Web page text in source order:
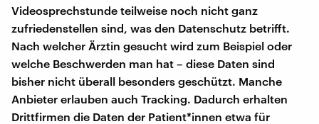
Videosprechstunde teilweise noch nicht ganz
zufriedenstellen sind, was den Datenschutz betrifft.
Nach welcher Ärztin gesucht wird zum Beispiel oder
welche Beschwerden man hat – diese Daten sind
bisher nicht überall besonders geschützt. Manche
Anbieter erlauben auch Tracking. Dadurch erhalten
Drittfirmen die Daten der Patient*innen etwa für